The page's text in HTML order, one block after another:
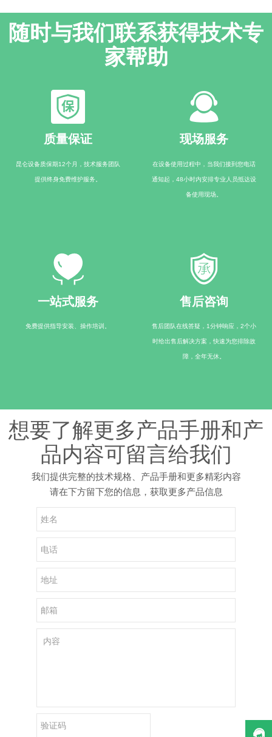
随时与我们联系获得技术专
家帮助
质量保证
昆仑设备质保期12个月，技术服务团队
提供终身免费维护服务。
现场服务
在设备使用过程中，当我们接到您电话
通知起，48小时内安排专业人员抵达设
备使用现场。
一站式服务
免费提供指导安装、操作培训。
售后咨询
售后团队在线答疑，1分钟响应，2个小
时给出售后解决方案，快速为您排除故
障，全年无休。
想要了解更多产品手册和产
品内容可留言给我们
我们提供完整的技术规格、产品手册和更多精彩内容
请在下方留下您的信息，获取更多产品信息